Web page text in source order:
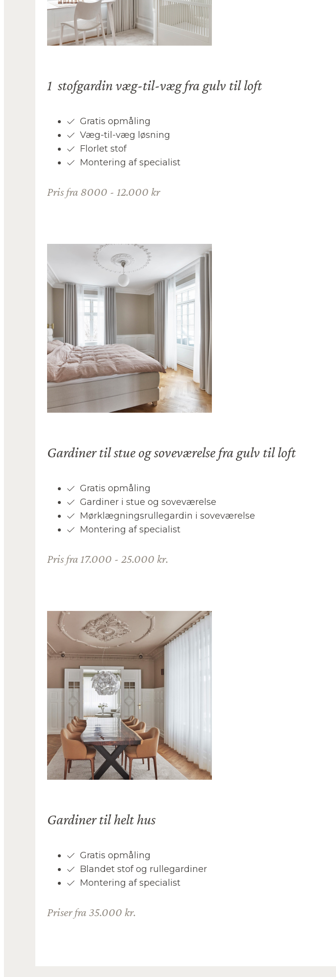
1 stofgardin væg-til-væg fra gulv til loft
Gratis opmåling
Væg-til-væg løsning
Florlet stof
Montering af specialist
Pris fra 8000 - 12.000 kr
Gardiner til stue og soveværelse fra gulv til loft
Gratis opmåling
Gardiner i stue og soveværelse
Mørklægningsrullegardin i soveværelse
Montering af specialist
Pris fra 17.000 - 25.000 kr.
Gardiner til helt hus
Gratis opmåling
Blandet stof og rullegardiner
Montering af specialist
Priser fra 35.000 kr.